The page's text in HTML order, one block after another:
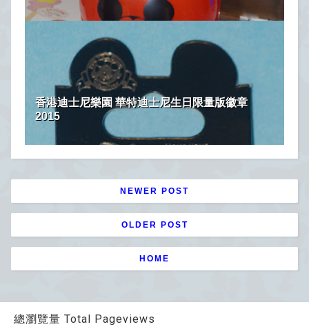
香港迪士尼樂園 華特迪士尼生日限量版徽章
2015
NEWER POST
OLDER POST
HOME
總瀏覽量 Total Pageviews